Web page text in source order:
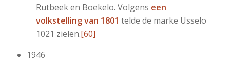
Rutbeek en Boekelo. Volgens een
volkstelling van 1801 telde de marke Usselo
1021 zielen.[60]
1946